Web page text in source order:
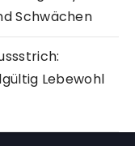
Schwächen
Lebewohl